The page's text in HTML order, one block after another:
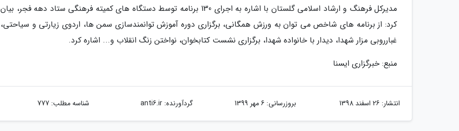
مدیرکل فرهنگ و ارشاد اسلامی گلستان با اشاره به اجرای 130 برنامه توسط دستگاه های کمیته فرهنگی ستاد دهه فجر، بیان
کرد: از برنامه های شاخص می توان به ورزش همگانی، برگزاری دوره آموزش توانمندسازی سمن ها، اردوی زیارتی و سیاحتی،
غبارروبی مزار شهدا، دیدار با خانواده شهدا، برگزاری نشست کتابخوان، نواختن زنگ انقلاب و... اشاره کرد.
منبع: خبرگزاری ایسنا
انتشار: 26 اسفند 1398 بروزرسانی: 6 مهر 1399 گردآورنده:anti6.ir شناسه مطلب: 777